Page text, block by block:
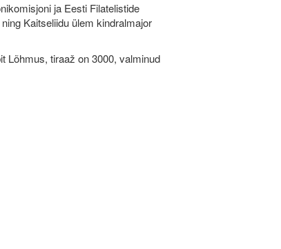
ja Eesti Filatelistide
Kaitseliidu ülem kindralmajor
Lõhmus, tiraaž on 3000, valminud